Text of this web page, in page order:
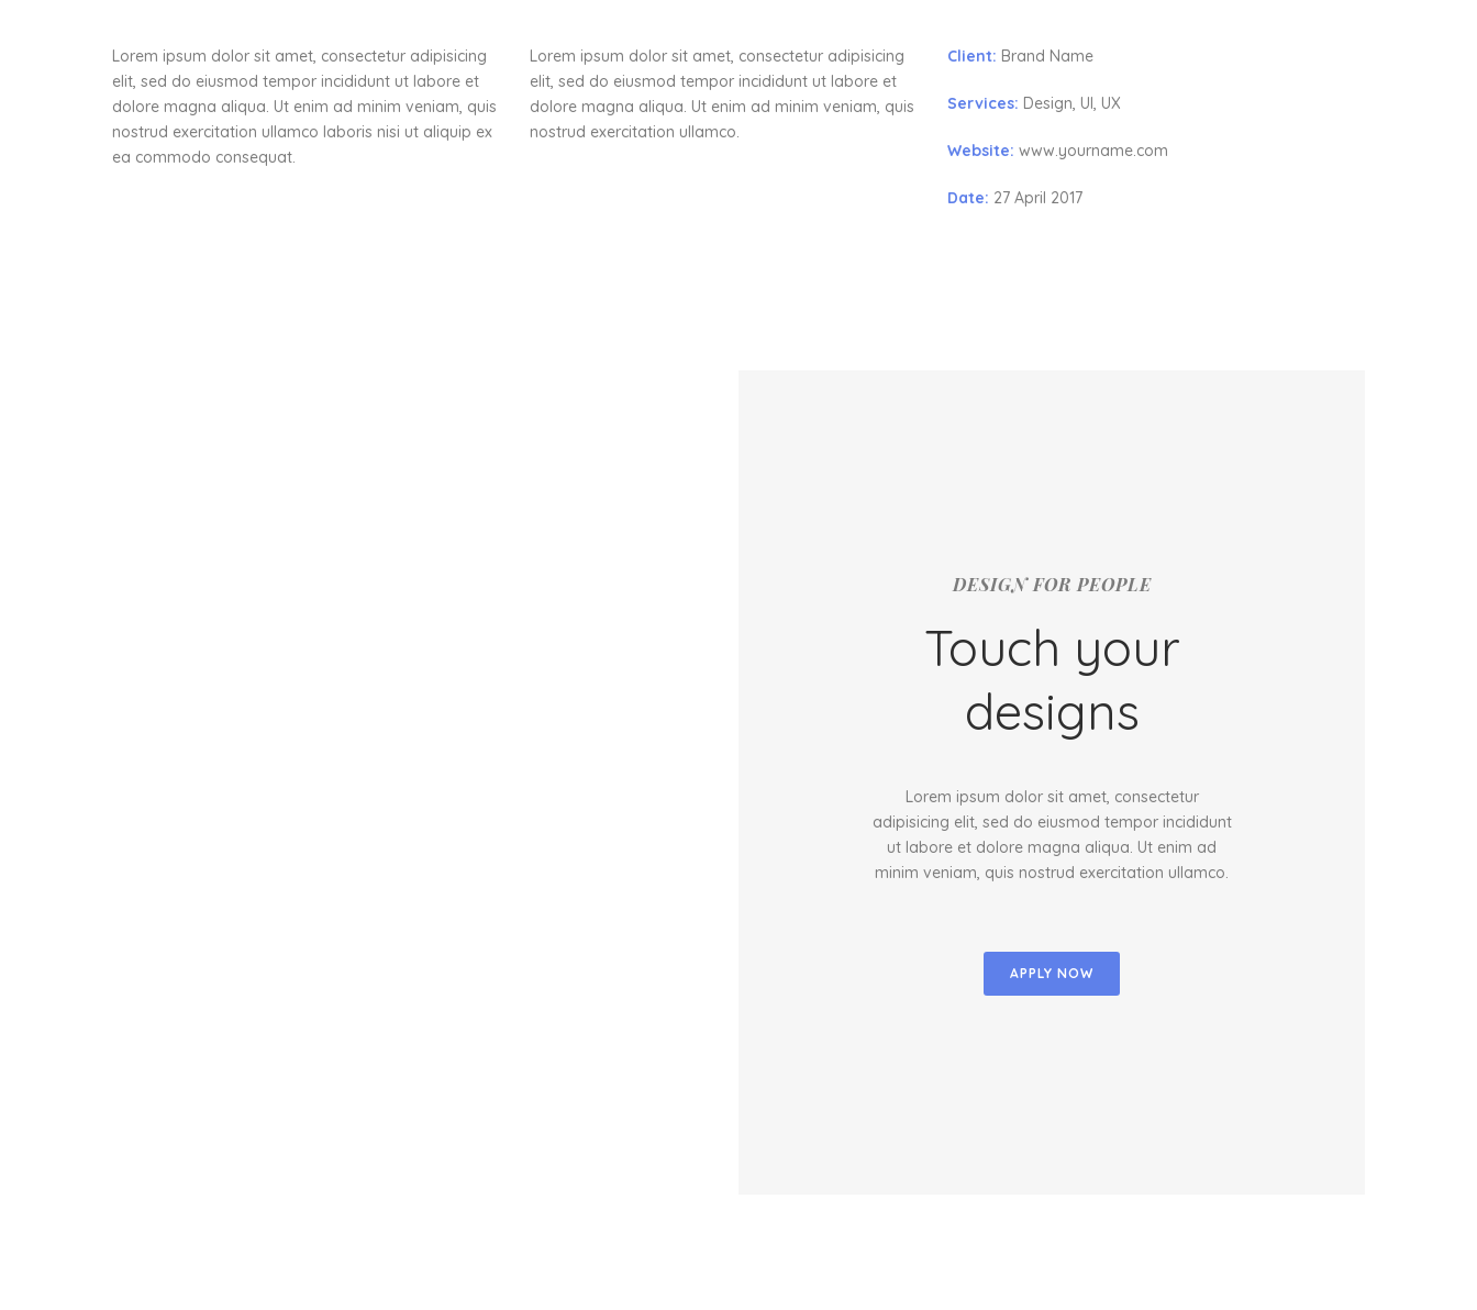
Lorem ipsum dolor sit amet, consectetur adipisicing
elit, sed do eiusmod tempor incididunt ut labore et
dolore magna aliqua. Ut enim ad minim veniam, quis
nostrud exercitation ullamco laboris nisi ut aliquip ex
ea commodo consequat.
Lorem ipsum dolor sit amet, consectetur adipisicing
elit, sed do eiusmod tempor incididunt ut labore et
dolore magna aliqua. Ut enim ad minim veniam, quis
nostrud exercitation ullamco.
Client: Brand Name
Services: Design, UI, UX
Website: www.yourname.com
Date: 27 April 2017
DESIGN FOR PEOPLE
Touch your
designs
Lorem ipsum dolor sit amet, consectetur
adipisicing elit, sed do eiusmod tempor incididunt
ut labore et dolore magna aliqua. Ut enim ad
minim veniam, quis nostrud exercitation ullamco.
APPLY NOW